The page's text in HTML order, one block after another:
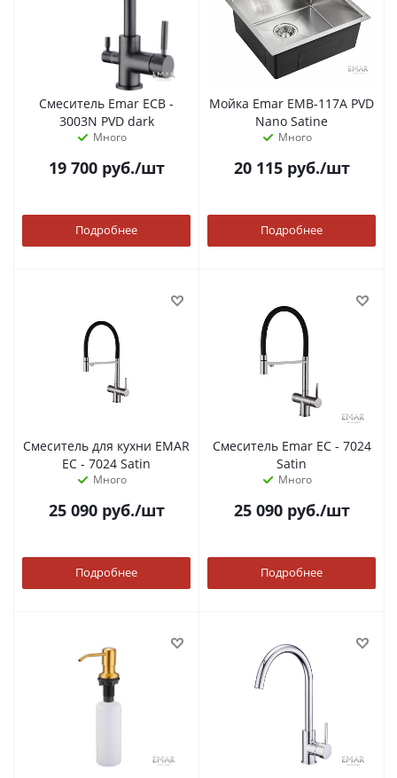
Смеситель Emar ECB -
3003N PVD dark
Много
19 700руб./шт
Подробнее
Мойка Emar EMB-117A PVD
Nano Satine
Много
20 115руб./шт
Подробнее
Смеситель для кухни EMAR
ЕС - 7024 Satin
Много
25 090руб./шт
Подробнее
Смеситель Emar ЕС - 7024
Satin
Много
25 090руб./шт
Подробнее